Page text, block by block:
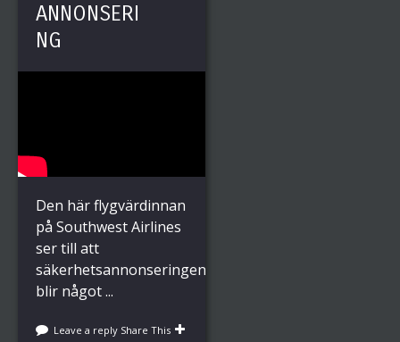
ANNONSERI
NG
Den här flygvärdinnan
på Southwest Airlines
ser till att
säkerhetsannonseringen
blir något ...
Leave a reply Share This